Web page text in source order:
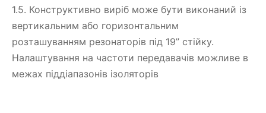
1.5. Конструктивно виріб може бути виконаний із
вертикальним або горизонтальним
розташуванням резонаторів під 19” стійку.
Налаштування на частоти передавачів можливе в
межах піддіапазонів ізоляторів